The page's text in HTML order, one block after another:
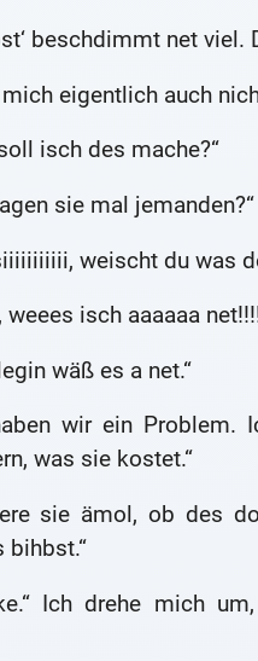
beschdimmt net viel.
eigentlich auch
isch des mache?“
sie mal jemanden?“
weischt du was
weees isch aaaaaa
wäß es a net.“
wir ein Problem.
was sie kostet.“
sie ämol, ob des
bihbst.“
Ich drehe mich